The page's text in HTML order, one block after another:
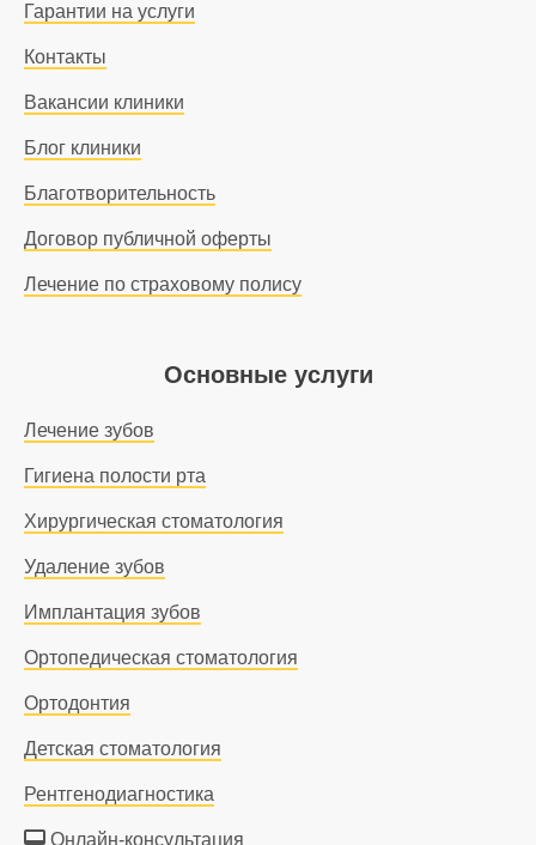
Гарантии на услуги
Контакты
Вакансии клиники
Блог клиники
Благотворительность
Договор публичной оферты
Лечение по страховому полису
Основные услуги
Лечение зубов
Гигиена полости рта
Хирургическая стоматология
Удаление зубов
Имплантация зубов
Ортопедическая стоматология
Ортодонтия
Детская стоматология
Рентгенодиагностика
Онлайн-консультация